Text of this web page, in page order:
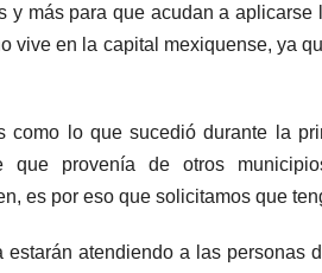
más para que acudan a aplicarse
vive en la capital mexiquense, ya
como lo que sucedió durante la
que provenía de otros
es por eso que solicitamos que
atendiendo a las personas